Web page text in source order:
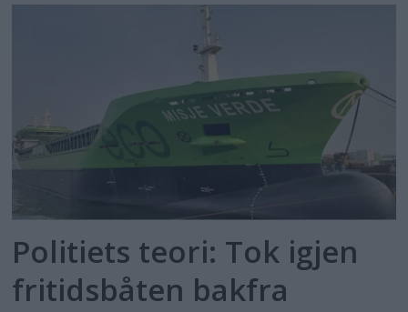
Politiets teori: Tok igjen
fritidsbåten bakfra